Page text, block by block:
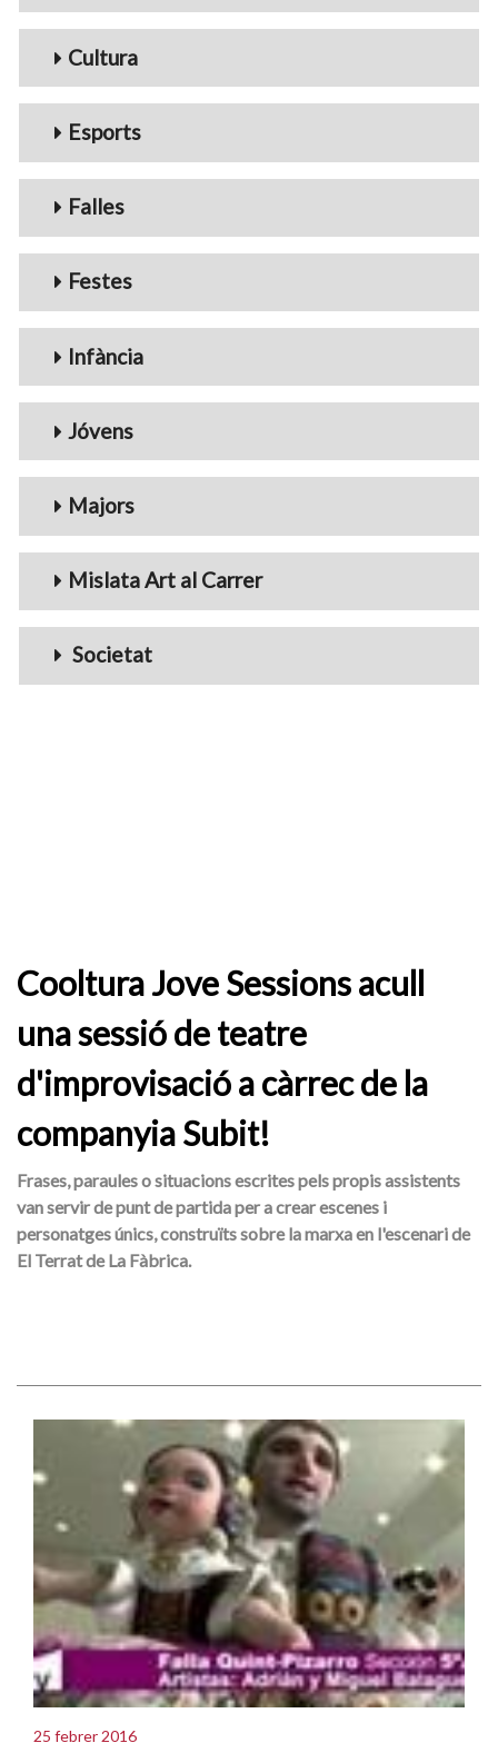
Cultura
Esports
Falles
Festes
Infància
Jóvens
Majors
Mislata Art al Carrer
Societat
Cooltura Jove Sessions acull
una sessió de teatre
d'improvisació a càrrec de la
companyia Subit!
Frases, paraules o situacions escrites pels propis assistents
van servir de punt de partida per a crear escenes i
personatges únics, construïts sobre la marxa en l'escenari de
El Terrat de La Fàbrica.
25 febrer 2016